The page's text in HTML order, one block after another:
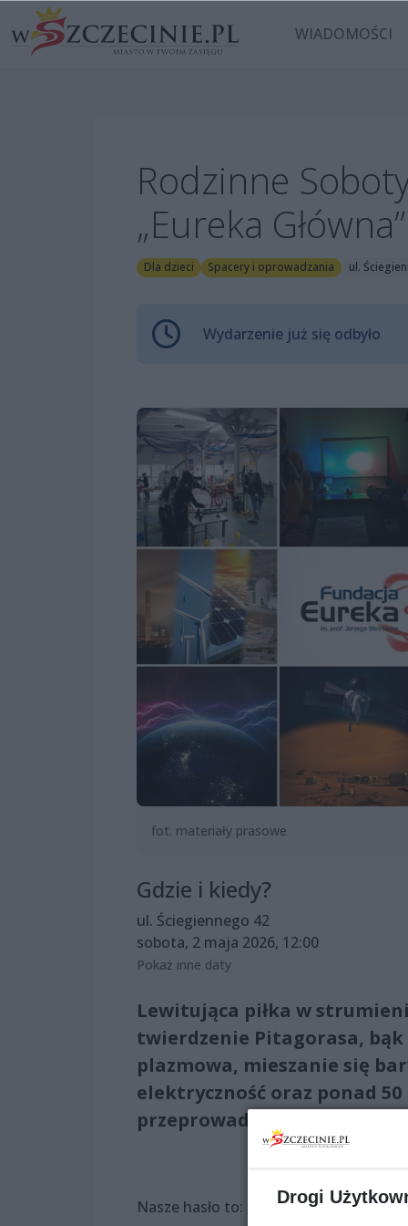
WIADOMOŚCI
Rodzinne
„Eureka
Dla dzieci Spacery i oprowadzania ul.
Wydarzenie już się odbyło
fot. materiały prasowe
Gdzie i kiedy?
ul. Ściegiennego 42
sobota, 2 maja 2026, 12:00
Pokaż inne daty
Lewitująca piłka w
twierdzenie Pitagorasa,
plazmowa, mieszanie się
elektryczność oraz ponad
przeprowadzania
Nasze hasło to: „zabrania się NIE
Drogi